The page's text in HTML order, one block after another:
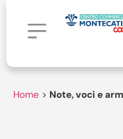
Home> Note, voci e